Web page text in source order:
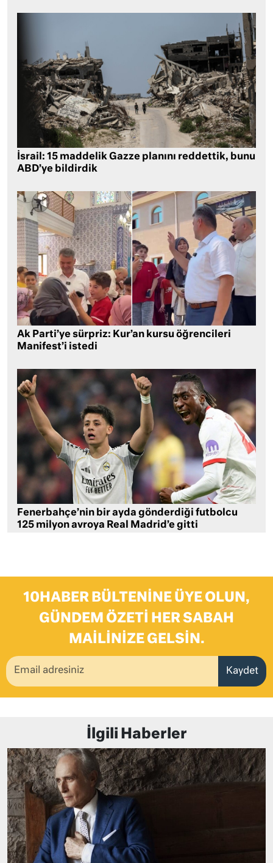
İsrail: 15 maddelik Gazze planını reddettik, bunu
ABD’ye bildirdik
Ak Parti’ye sürpriz: Kur’an kursu öğrencileri
Manifest’i istedi
Fenerbahçe’nin bir ayda gönderdiği futbolcu
125 milyon avroya Real Madrid’e gitti
10HABER BÜLTENINE ÜYE OLUN,
GÜNDEM ÖZETI HER SABAH
MAILINIZE GELSIN.
Kaydet
İlgili Haberler